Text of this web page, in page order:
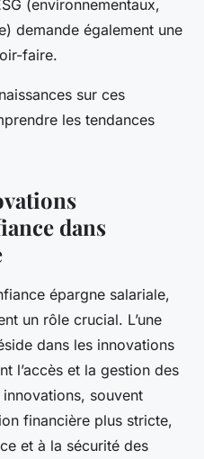
(environnementaux,
demande également une
faire.
sur ces
les tendances
dans
épargne salariale,
un rôle crucial. L’une
dans les innovations
l’accès et la gestion des
souvent
financière plus stricte,
et à la sécurité des